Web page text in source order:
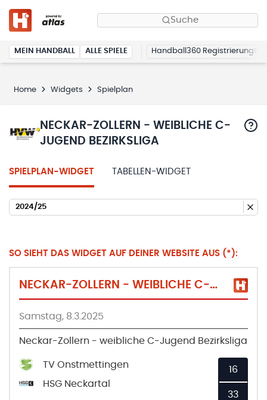
Suche
MEIN HANDBALL ALLE SPIELE Handball360 Registrierung
Home Widgets Spielplan
NECKAR-ZOLLERN - WEIBLICHE C-
JUGEND BEZIRKSLIGA
SPIELPLAN-WIDGET TABELLEN-WIDGET
2024/25
SO SIEHT DAS WIDGET AUF DEINER WEBSITE AUS (*):
NECKAR-ZOLLERN - WEIBLICHE C-JUGEND BEZIRKSLIGA
Samstag, 8.3.2025
Neckar-Zollern - weibliche C-Jugend Bezirksliga
TV Onstmettingen
HSG Neckartal
16
33